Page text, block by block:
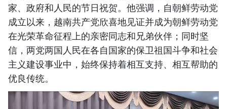
家、政府和人民的节日祝贺。他强调，自朝鲜劳动党
成立以来，越南共产党欣喜地见证并成为朝鲜劳动党
在光荣革命征程上的亲密同志和兄弟伙伴；同时坚
信，两党两国人民在各自国家的保卫祖国斗争和社会
主义建设事业中，始终保持着相互支持、相互帮助的
优良传统。